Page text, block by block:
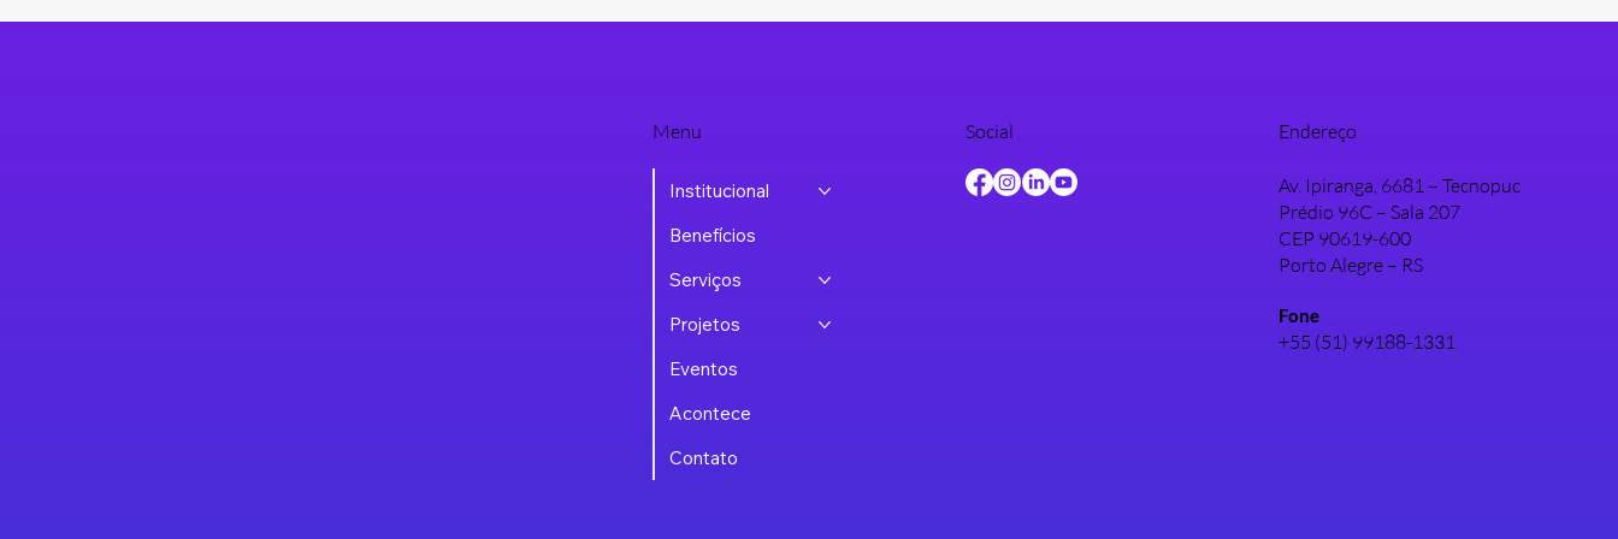
Menu
Institucional
Benefícios
Serviços
Projetos
Eventos
Acontece
Contato
Social Endereço
Av. Ipiranga, 6681 – Tecnopuc
Prédio 96C – Sala 207
CEP 90619-600
Porto Alegre – RS
Fone
+55 (51) 99188-1331